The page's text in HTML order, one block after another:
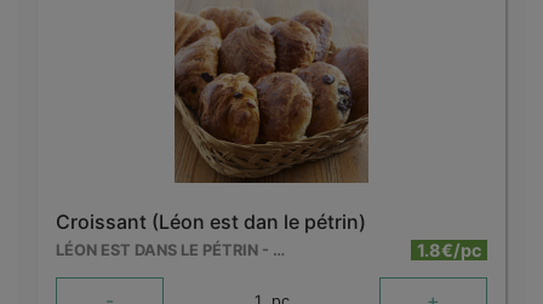
Croissant (Léon est dan le pétrin)
LÉON EST DANS LE PÉTRIN - MOUSCRON 1.8€/pc